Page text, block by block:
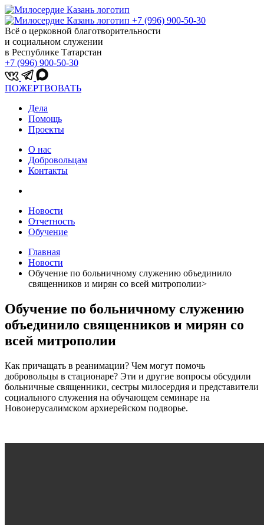
+7 (996) 900-50-30
Всё о церковной благотворительности
и социальном служении
в Республике Татарстан
+7 (996) 900-50-30
ПОЖЕРТВОВАТЬ
Дела
Помощь
Проекты
О нас
Добровольцам
Контакты
Новости
Отчетность
Обучение
Главная
Новости
Обучение по больничному служению объединило
священников и мирян со всей митрополии>
Обучение по больничному служению
объединило священников и мирян со
всей митрополии
Как причащать в реанимации? Чем могут помочь
добровольцы в стационаре? Эти и другие вопросы обсудили
больничные священники, сестры милосердия и представители
социального служения на обучающем семинаре на
Новоиерусалимском архиерейском подворье.